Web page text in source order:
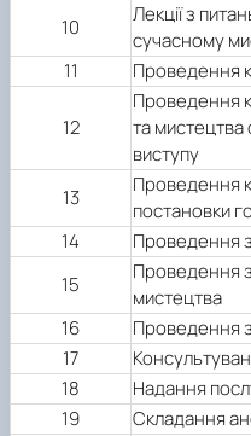
10
Лекції з
сучасному
11
Проведення
12
Проведення
та мистецтва
виступу
13
Проведення
постановки
14
Проведення
15
Проведення
мистецтва
16
Проведення
17
18
Надання
19
Складання